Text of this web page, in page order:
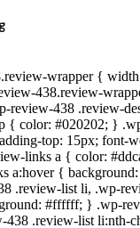
wrapper {
438.review-
review-438 .review-
{ color: #020202; }
top: 15px; font-
links a { color:
a:hover {
.review-list li, .wp-
#ffffff; } .wp-
438 .review-list li:nth-